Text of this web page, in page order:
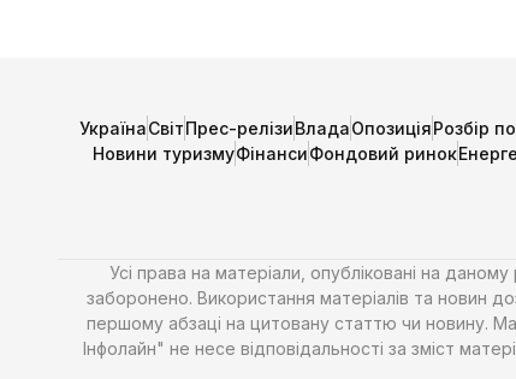
УкраїнаСвітПрес-релізиВладаОпозиціяРозбір
Новини туризмуФінансиФондовий ринок
Усі права на матеріали, опубліковані на
заборонено. Використання матеріалів та новин
першому абзаці на цитовану статтю чи новину.
Інфолайн" не несе відповідальності за зміст